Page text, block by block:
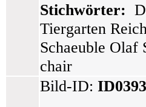
Stichwörter:
Tiergarten
Schaeuble Olaf
chair
Bild-ID: